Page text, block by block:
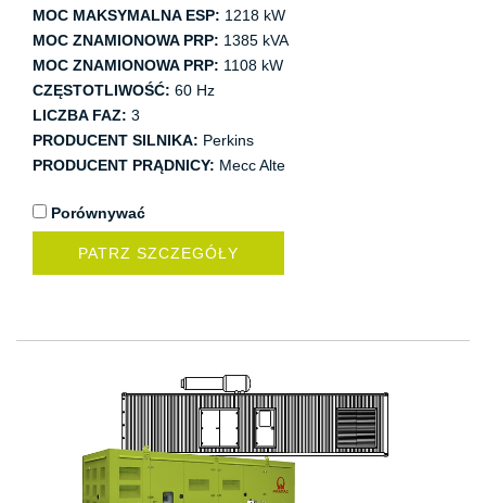
MOC MAKSYMALNA ESP: 1218 kW
MOC ZNAMIONOWA PRP: 1385 kVA
MOC ZNAMIONOWA PRP: 1108 kW
CZĘSTOTLIWOŚĆ: 60 Hz
LICZBA FAZ: 3
PRODUCENT SILNIKA: Perkins
PRODUCENT PRĄDNICY: Mecc Alte
Porównywać
PATRZ SZCZEGÓŁY